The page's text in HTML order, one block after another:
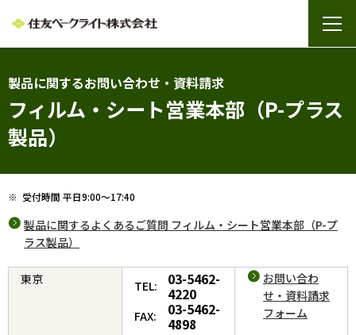
製品に関するお問い合わせ・資料請求
フィルム・シート営業本部（P-プラス
製品）
※ 受付時間 平日9:00～17:40
製品に関するよくあるご質問 フィルム・シート営業本部（P-プ
ラス製品）
東京 TEL: 03-5462-
4220
FAX: 03-5462-
4898
お問い合わ
せ・資料請求
フォーム